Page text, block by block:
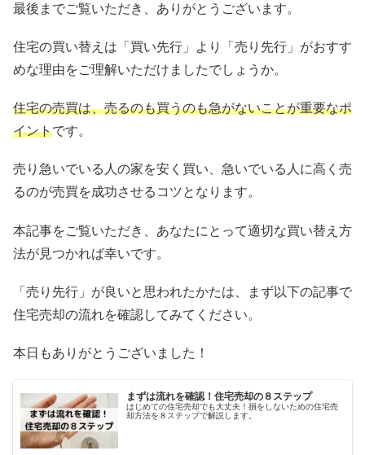
最後までご覧いただき、ありがとうございます。
住宅の買い替えは「買い先行」より「売り先行」がおすす
めな理由をご理解いただけましたでしょうか。
住宅の売買は、売るのも買うのも急がないことが重要なポ
イントです。
売り急いでいる人の家を安く買い、急いでいる人に高く売
るのが売買を成功させるコツとなります。
本記事をご覧いただき、あなたにとって適切な買い替え方
法が見つかれば幸いです。
「売り先行」が良いと思われたかたは、まず以下の記事で
住宅売却の流れを確認してみてください。
本日もありがとうございました！
まずは流れを確認！住宅売却の８ステップ
はじめての住宅売却でも大丈夫！損をしないための住宅売
却方法を８ステップで解説します。